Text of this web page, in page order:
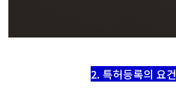
2. 특허등록의 요건